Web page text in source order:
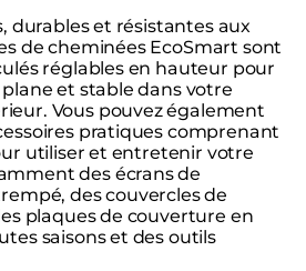
durables et résistantes aux
de cheminées EcoSmart sont
réglables en hauteur pour
et stable dans votre
Vous pouvez également
pratiques comprenant
utiliser et entretenir votre
des écrans de
des couvercles de
plaques de couverture en
saisons et des outils